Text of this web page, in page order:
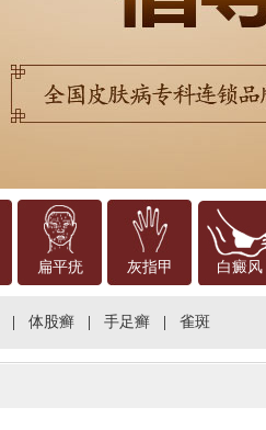
扁平疣 灰指甲 白癜风
体股癣 手足癣 雀斑